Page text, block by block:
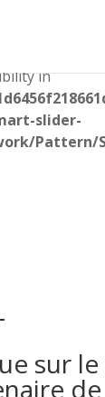
in
slider-
Pattern/
sur
de